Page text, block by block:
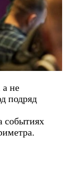
а не
подряд
событиях